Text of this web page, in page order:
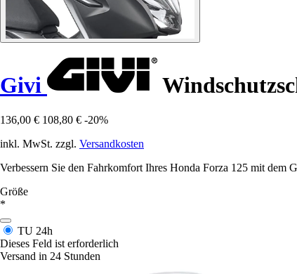
Givi
136,00 € 108,80 € -20%
inkl. MwSt. zzgl. Versandkosten
Verbessern Sie den Fahrkomfort Ihres Honda Forza 125 mit
Größe
*
TU 24h
Dieses Feld ist erforderlich
Versand in 24 Stunden